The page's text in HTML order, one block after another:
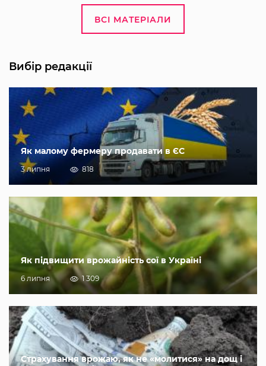
ВСІ МАТЕРІАЛИ
Вибір редакції
Як малому фермеру продавати в ЄС
3 липня 818
Як підвищити врожайність сої в Україні
6 липня 1 309
Страхування врожаю, як не «молитися» на дощ і